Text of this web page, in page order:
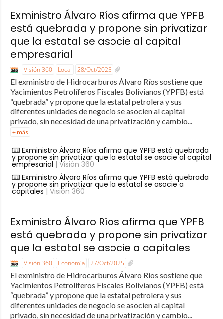
Exministro Álvaro Ríos afirma que YPFB
está quebrada y propone sin privatizar
que la estatal se asocie al capital
empresarial
Visión 360 Local 28/Oct/2025
El exministro de Hidrocarburos Álvaro Ríos sostiene que
Yacimientos Petrolíferos Fiscales Bolivianos (YPFB) está
“quebrada” y propone que la estatal petrolera y sus
diferentes unidades de negocio se asocien al capital
privado, sin necesidad de una privatización y cambio...
+ más
Exministro Álvaro Ríos afirma que YPFB está quebrada
y propone sin privatizar que la estatal se asocie al capital
empresarial | Visión 360
Exministro Álvaro Ríos afirma que YPFB está quebrada
y propone sin privatizar que la estatal se asocie a
capitales | Visión 360
Exministro Álvaro Ríos afirma que YPFB
está quebrada y propone sin privatizar
que la estatal se asocie a capitales
Visión 360 Economía 27/Oct/2025
El exministro de Hidrocarburos Álvaro Ríos sostiene que
Yacimientos Petrolíferos Fiscales Bolivianos (YPFB) está
“quebrada” y propone que la estatal petrolera y sus
diferentes unidades de negocio se asocien al capital
privado, sin necesidad de una privatización y cambio...